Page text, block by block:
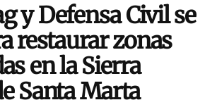
y Defensa Civil se
restaurar zonas
en la Sierra
Santa Marta